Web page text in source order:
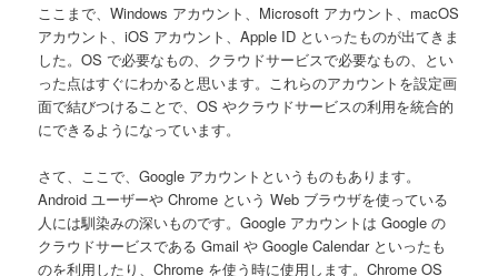
ここまで、Windows アカウント、Microsoft アカウント、macOS
アカウント、iOS アカウント、Apple ID といったものが出てきま
した。OS で必要なもの、クラウドサービスで必要なもの、とい
った点はすぐにわかると思います。これらのアカウントを設定画
面で結びつけることで、OS やクラウドサービスの利用を統合的
にできるようになっています。
さて、ここで、Google アカウントというものもあります。
Android ユーザーや Chrome という Web ブラウザを使っている
人には馴染みの深いものです。Google アカウントは Google の
クラウドサービスである Gmail や Google Calendar といったも
のを利用したり、Chrome を使う時に使用します。Chrome OS